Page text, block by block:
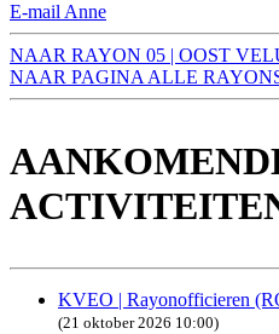
E-mail Anne
NAAR RAYON 05 | OOST
NAAR PAGINA ALLE
KVEO | Rayonofficieren
(21 oktober 2026 10:00)